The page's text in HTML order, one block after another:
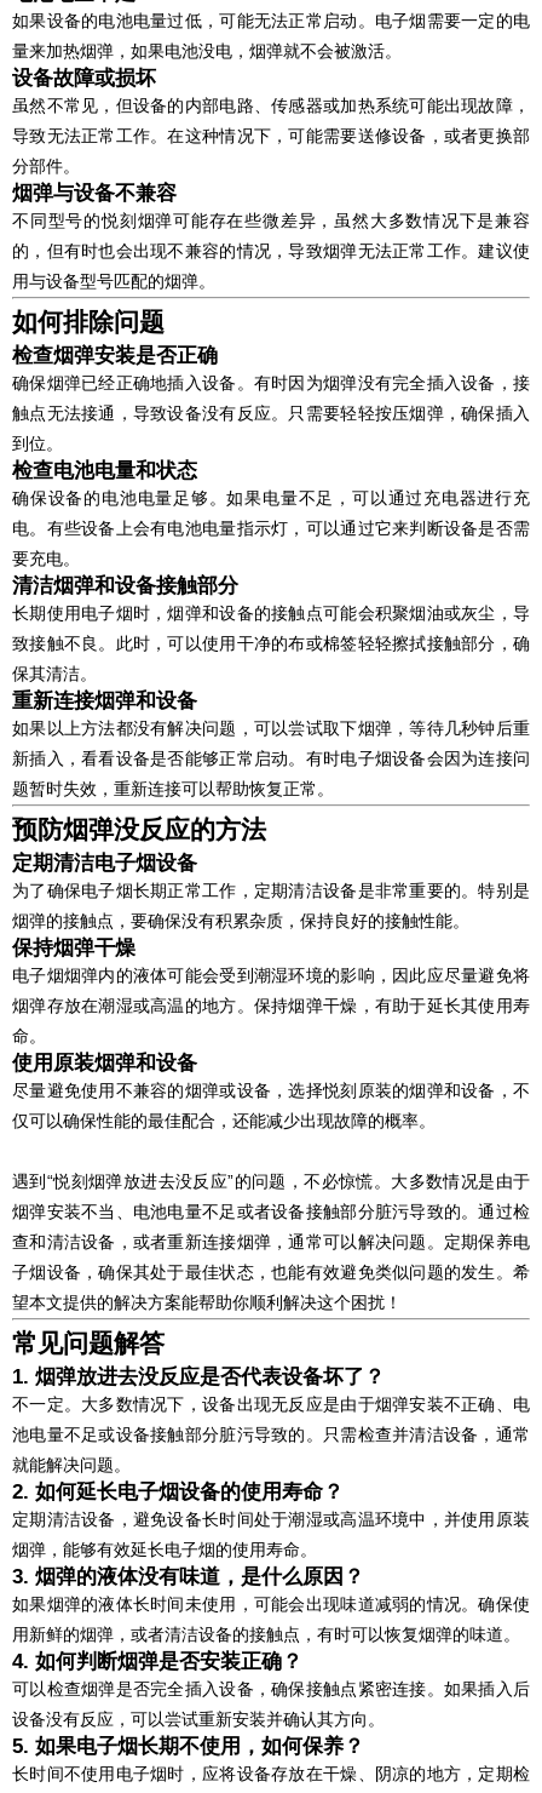
如果设备的电池电量过低，可能无法正常启动。电子烟需要一定的电
量来加热烟弹，如果电池没电，烟弹就不会被激活。
设备故障或损坏
虽然不常见，但设备的内部电路、传感器或加热系统可能出现故障，
导致无法正常工作。在这种情况下，可能需要送修设备，或者更换部
分部件。
烟弹与设备不兼容
不同型号的悦刻烟弹可能存在些微差异，虽然大多数情况下是兼容
的，但有时也会出现不兼容的情况，导致烟弹无法正常工作。建议使
用与设备型号匹配的烟弹。
如何排除问题
检查烟弹安装是否正确
确保烟弹已经正确地插入设备。有时因为烟弹没有完全插入设备，接
触点无法接通，导致设备没有反应。只需要轻轻按压烟弹，确保插入
到位。
检查电池电量和状态
确保设备的电池电量足够。如果电量不足，可以通过充电器进行充
电。有些设备上会有电池电量指示灯，可以通过它来判断设备是否需
要充电。
清洁烟弹和设备接触部分
长期使用电子烟时，烟弹和设备的接触点可能会积聚烟油或灰尘，导
致接触不良。此时，可以使用干净的布或棉签轻轻擦拭接触部分，确
保其清洁。
重新连接烟弹和设备
如果以上方法都没有解决问题，可以尝试取下烟弹，等待几秒钟后重
新插入，看看设备是否能够正常启动。有时电子烟设备会因为连接问
题暂时失效，重新连接可以帮助恢复正常。
预防烟弹没反应的方法
定期清洁电子烟设备
为了确保电子烟长期正常工作，定期清洁设备是非常重要的。特别是
烟弹的接触点，要确保没有积累杂质，保持良好的接触性能。
保持烟弹干燥
电子烟烟弹内的液体可能会受到潮湿环境的影响，因此应尽量避免将
烟弹存放在潮湿或高温的地方。保持烟弹干燥，有助于延长其使用寿
命。
使用原装烟弹和设备
尽量避免使用不兼容的烟弹或设备，选择悦刻原装的烟弹和设备，不
仅可以确保性能的最佳配合，还能减少出现故障的概率。
遇到“悦刻烟弹放进去没反应”的问题，不必惊慌。大多数情况是由于
烟弹安装不当、电池电量不足或者设备接触部分脏污导致的。通过检
查和清洁设备，或者重新连接烟弹，通常可以解决问题。定期保养电
子烟设备，确保其处于最佳状态，也能有效避免类似问题的发生。希
望本文提供的解决方案能帮助你顺利解决这个困扰！
常见问题解答
1. 烟弹放进去没反应是否代表设备坏了？
不一定。大多数情况下，设备出现无反应是由于烟弹安装不正确、电
池电量不足或设备接触部分脏污导致的。只需检查并清洁设备，通常
就能解决问题。
2. 如何延长电子烟设备的使用寿命？
定期清洁设备，避免设备长时间处于潮湿或高温环境中，并使用原装
烟弹，能够有效延长电子烟的使用寿命。
3. 烟弹的液体没有味道，是什么原因？
如果烟弹的液体长时间未使用，可能会出现味道减弱的情况。确保使
用新鲜的烟弹，或者清洁设备的接触点，有时可以恢复烟弹的味道。
4. 如何判断烟弹是否安装正确？
可以检查烟弹是否完全插入设备，确保接触点紧密连接。如果插入后
设备没有反应，可以尝试重新安装并确认其方向。
5. 如果电子烟长期不使用，如何保养？
长时间不使用电子烟时，应将设备存放在干燥、阴凉的地方，定期检